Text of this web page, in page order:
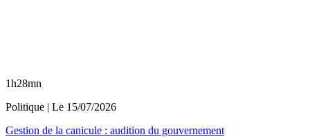
1h28mn
Politique | Le 15/07/2026
Gestion de la canicule : audition du gouvernement